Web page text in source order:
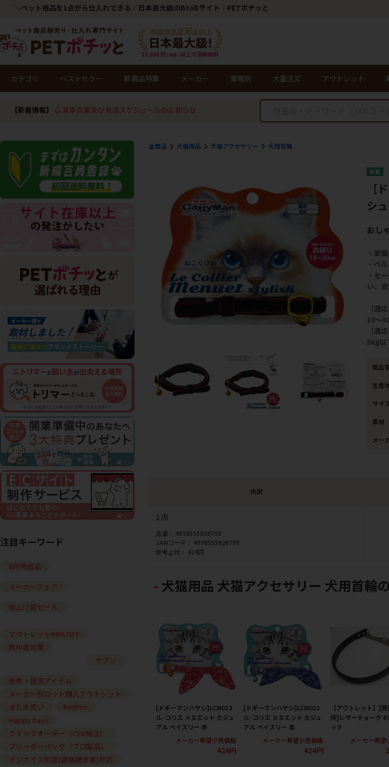
＼ペット用品を1点から仕入れできる／日本最大級のBtoBサイト｜PETポチッと
カテゴリ ベストセラー 新商品特集 メーカー 業種別 大量注文 アウトレット
【新着情報】 夏季休業及び発送スケジュールのお知らせ
全商品 犬猫用品 犬猫アクセサリー 犬用首輪
［
シ
おし
・愛
・ベ
・セ
い、
［適
18～
［適
5kg以
商品
生産
サイ
素材
メー
内訳
1点
品番
4976555926798
JANコード
4976555926798
参考上代
424円
犬猫用品 犬猫アクセサリー 犬用首輪
[ドギーマンハヤシ]LCM012
ル･コリエ メヌエット カジュ
アル ペイズリー 赤
メーカー希望小売価格
424円
[ドギーマンハヤシ]LCM013
ル･コリエ メヌエット カジュ
アル ペイズリー 青
メーカー希望小売価格
424円
【アウトレット】[
所]レザーチョーク
ック
メーカー希望
注目キーワード
8月特価品
メーカーフェア
値上げ前セール
アウトレット60%OFF
熱中症対策
サプリ
金魚・昆虫アイテム
メーカー別ロット購入アウトレット
まとめ買い
PetPro
Happy Days
クイックオーダー（CSV発注）
ブリーダーパック（プロ製品）
インボイス制度(適格請求書)対応